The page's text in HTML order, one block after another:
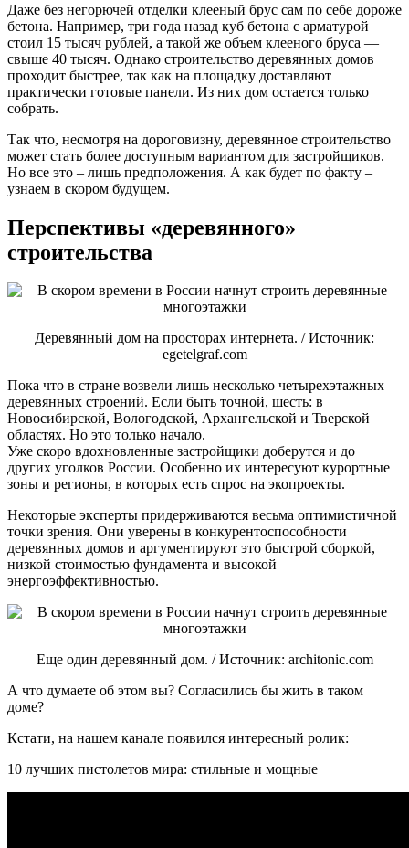
Даже без негорючей отделки клееный брус сам по себе дороже
бетона. Например, три года назад куб бетона с арматурой
стоил 15 тысяч рублей, а такой же объем клееного бруса —
свыше 40 тысяч. Однако строительство деревянных домов
проходит быстрее, так как на площадку доставляют
практически готовые панели. Из них дом остается только
собрать.
Так что, несмотря на дороговизну, деревянное строительство
может стать более доступным вариантом для застройщиков.
Но все это – лишь предположения. А как будет по факту –
узнаем в скором будущем.
Перспективы «деревянного»
строительства
Деревянный дом на просторах интернета. / Источник:
egetelgraf.com
Пока что в стране возвели лишь несколько четырехэтажных
деревянных строений. Если быть точной, шесть: в
Новосибирской, Вологодской, Архангельской и Тверской
областях. Но это только начало.
Уже скоро вдохновленные застройщики доберутся и до
других уголков России. Особенно их интересуют курортные
зоны и регионы, в которых есть спрос на экопроекты.
Некоторые эксперты придерживаются весьма оптимистичной
точки зрения. Они уверены в конкурентоспособности
деревянных домов и аргументируют это быстрой сборкой,
низкой стоимостью фундамента и высокой
энергоэффективностью.
Еще один деревянный дом. / Источник: architonic.com
А что думаете об этом вы? Согласились бы жить в таком
доме?
Кстати, на нашем канале появился интересный ролик:
10 лучших пистолетов мира: стильные и мощные